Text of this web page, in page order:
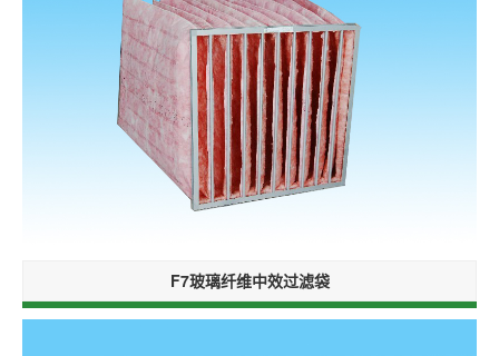
F7玻璃纤维中效过滤袋